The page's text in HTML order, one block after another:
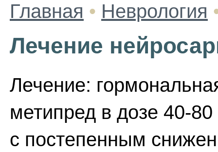
Главная • Неврология
Лечение
Лечение:
метипред в дозе 40-
с постепенным